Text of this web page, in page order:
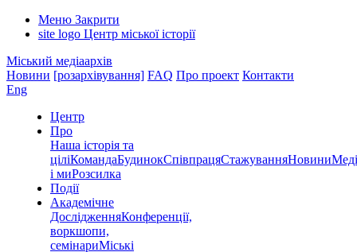
Меню Закрити
site logo Центр міської історії
Міський медіаархів
Новини [розархівування] FAQ Про проект Контакти
Eng
Центр
Про
Наша історія та
ціліКомандаБудинокСпівпрацяСтажуванняНовини
і миРозсилка
Події
Академічне
ДослідженняКонференції,
воркшопи,
семінариМіські